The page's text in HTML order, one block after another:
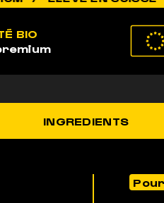
BIO
INGREDIENTS